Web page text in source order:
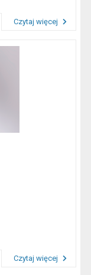
Czytaj więcej
Czytaj więcej